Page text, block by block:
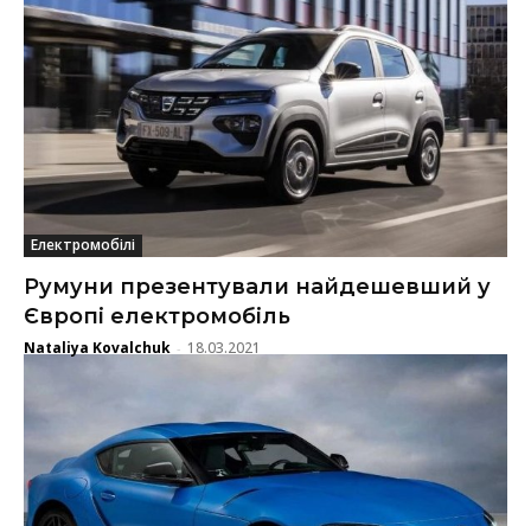
Електромобілі
Румуни презентували найдешевший у
Європі електромобіль
Nataliya Kovalchuk - 18.03.2021